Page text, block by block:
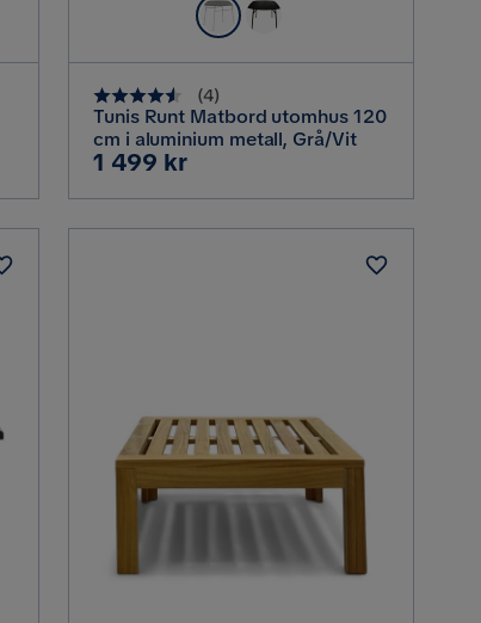
(4)
Tunis Runt Matbord utomhus 120
cm i aluminium metall, Grå/Vit
Pris
1 499 kr